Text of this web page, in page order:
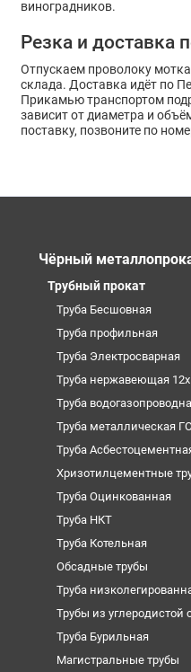
виноградников.
Резка и доставка
Отпускаем проволоку
склада. Доставка идёт по
Прикамью транспортом
зависит от диаметра и
поставку, позвоните по
Чёрный
Трубный прокат
Труба Бесшовная
Труба профильная
Труба Электросварная
Труба нержавеющая
Труба
Труба металлическая
Труба
Хризотилцементные
Труба Оцинкованная
Труба НКТ
Труба Котельная
Обсадные трубы
Труба
Трубы из углеродистой
Труба Бурильная
Магистральные трубы